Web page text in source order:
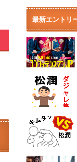
最新エントリ